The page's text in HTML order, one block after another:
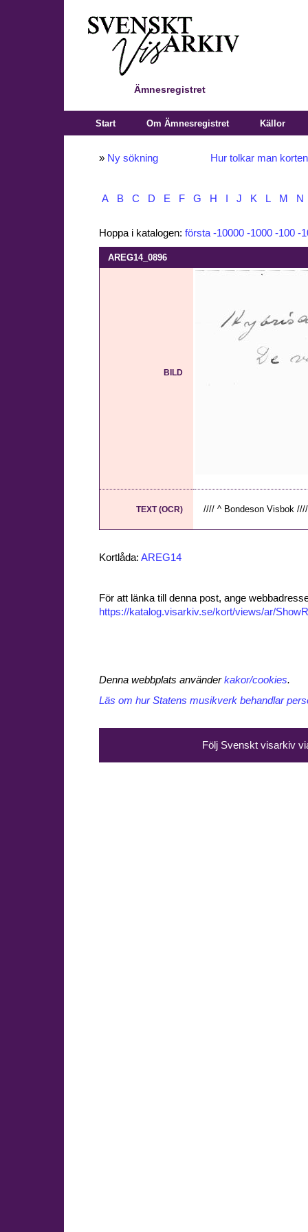
Ämnesregistret
Start Om Ämnesregistret Källor
» Ny sökning Hur tolkar man
A B C D E F G H J K L M N
Hoppa i katalogen: första -10000 -1000 -100 -
AREG14_0896
BILD
TEXT (OCR) //// ^ Bondeson Visbok
Kortlåda: AREG14
För att länka till denna post, ange
https://katalog.visarkiv.se/kort/views/ar/
Denna webbplats använderkakor/cookies.
Läs om hur Statens musikverk behandlar
Följ Svenskt visarkiv